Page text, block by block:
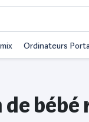
Ordinateurs